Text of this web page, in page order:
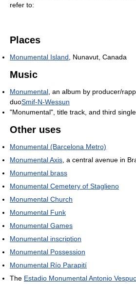
refer to:
Places
Monumental Island , Nunavut, Canada
Music
Monumental , an album by producer/
duoSmif-N-Wessun
"Monumental", title track, and third
Other uses
Monumental (Barcelona Metro)
Monumental Axis , a central avenue in
Monumental brass
Monumental Cemetery of Staglieno
Monumental Church
Monumental Funk
Monumental Games
Monumental inscription
Monumental Possession
Monumental Río Parapití
The Estadio Monumental Antonio